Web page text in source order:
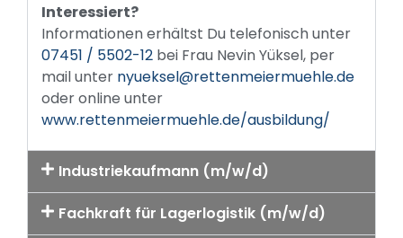
Interessiert?
Informationen erhältst Du telefonisch unter
07451 / 5502-12 bei Frau Nevin Yüksel, per
mail unter nyueksel@rettenmeiermuehle.de
oder online unter
www.rettenmeiermuehle.de/ausbildung/
Industriekaufmann (m/w/d)
Fachkraft für Lagerlogistik (m/w/d)